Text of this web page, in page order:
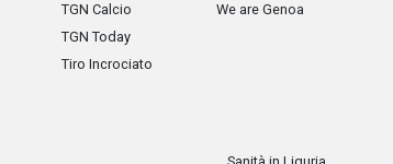
TGN Calcio
TGN Today
Tiro Incrociato
We are Genoa